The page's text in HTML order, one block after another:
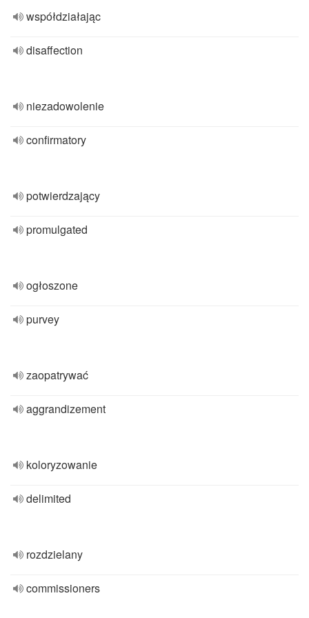
współdziałając
disaffection
niezadowolenie
confirmatory
potwierdzający
promulgated
ogłoszone
purvey
zaopatrywać
aggrandizement
koloryzowanie
delimited
rozdzielany
commissioners